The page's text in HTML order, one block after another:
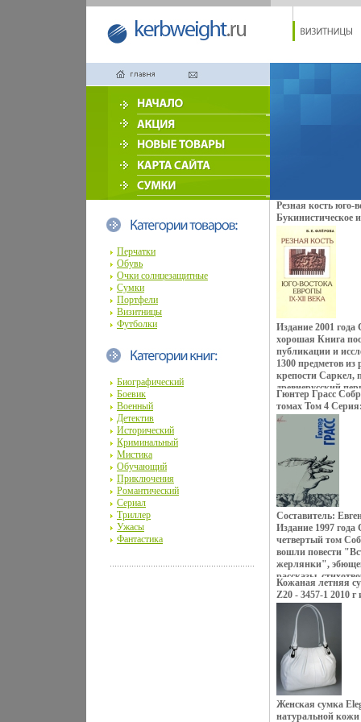
Перчатки
Обувь
Очки солнцезащитные
Сумки
Портфели
Визитницы
Футболки
Резная кость
Букинистическое
Алетейя, 2001 г
ISBN 5-89329-
60x88/16
Издание 2001 года
хорошая Книга
публикации и
1300 предметов из
крепости Саркел,
древнерусский
Это крупнейшее
изделий с
Рассмотрены все
ремесла
изготовления,
производства,
Книга
Археологии
предназначена
роговые орудия
предметы культа,
народов
Причерноморья,
Нижнего Дуная
Автор В Флерова.
Гюнтер Грасс
томах Том 4
Составитель:
Издание 1997
четвертый том
вошли повести
жерлянки",
рассказы,
утратах (Об
культуры в
Содержание
Юрий Архипов;
Повесть c 7-114
Немцы вымирают
иллюстратор:
Крик жерлянки
иллюстратор:
Истории,
Фридлянд)
Кожаная летняя
Z20 - 3457-1 2010 г
Женская сумка
натуральной
Биографический
Боевик
Военный
Детектив
Исторический
Криминальный
Мистика
Обучающий
Приключения
Романтический
Сериал
Триллер
Ужасы
Фантастика